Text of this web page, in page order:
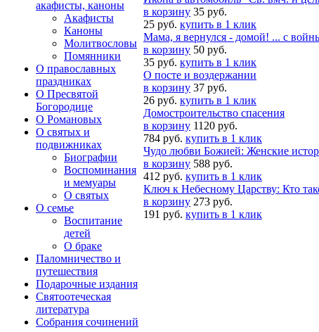
акафисты, каноны
Акафисты
Каноны
Молитвословы
Помянники
О православных
праздниках
О Пресвятой
Богородице
О Романовых
О святых и
подвижниках
Биографии
Воспоминания
и мемуары
О святых
О семье
Воспитание
детей
О браке
Паломничество и
путешествия
Подарочные издания
Святоотеческая
литература
Собрания сочинений
в корзину 35 руб.
25 руб. купить в 1 клик
Мама, я вернулся - домой! ... с
в корзину 50 руб.
35 руб. купить в 1 клик
О посте и воздержании
в корзину 37 руб.
26 руб. купить в 1 клик
Домостроительство спасения
в корзину 1120 руб.
784 руб. купить в 1 клик
Чудо любви Божией: Женские
в корзину 588 руб.
412 руб. купить в 1 клик
Ключ к Небесному Царству: Кто
в корзину 273 руб.
191 руб. купить в 1 клик